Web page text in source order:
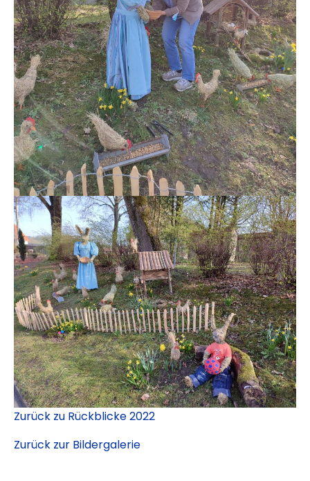
Zurück zu Rückblicke 2022
Zurück zur Bildergalerie